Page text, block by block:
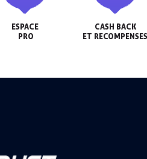
ESPACE
PRO
CASH BACK
ET